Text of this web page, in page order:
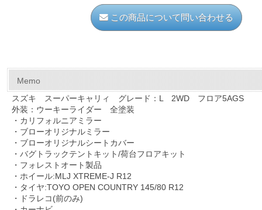
この商品について問い合わせる
Memo
スズキ スーパーキャリィ グレード：L 2WD フロア5AGS
外装：ウーキーライダー 全塗装
・カリフォルニアミラー
・ブローオリジナルミラー
・ブローオリジナルシートカバー
・バグトラックテントキット/荷台フロアキット
・フォレストオート製品
・ホイール:MLJ XTREME-J R12
・タイヤ:TOYO OPEN COUNTRY 145/80 R12
・ドラレコ(前のみ)